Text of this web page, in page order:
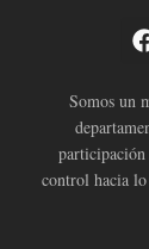
Somos un
control hacia